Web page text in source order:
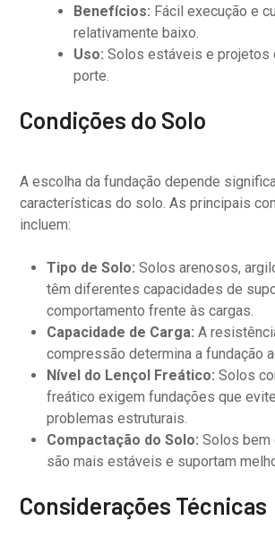
Benefícios: Fácil execução e
relativamente baixo.
Uso: Solos estáveis e projetos
porte.
Condições do Solo
A escolha da fundação depende
características do solo. As principais
incluem:
Tipo de Solo: Solos arenosos,
têm diferentes capacidades de
comportamento frente às cargas.
Capacidade de Carga: A
compressão determina a fundação
Nível do Lençol Freático: Solos
freático exigem fundações que
problemas estruturais.
Compactação do Solo: Solos bem
são mais estáveis e suportam
Considerações Técnicas